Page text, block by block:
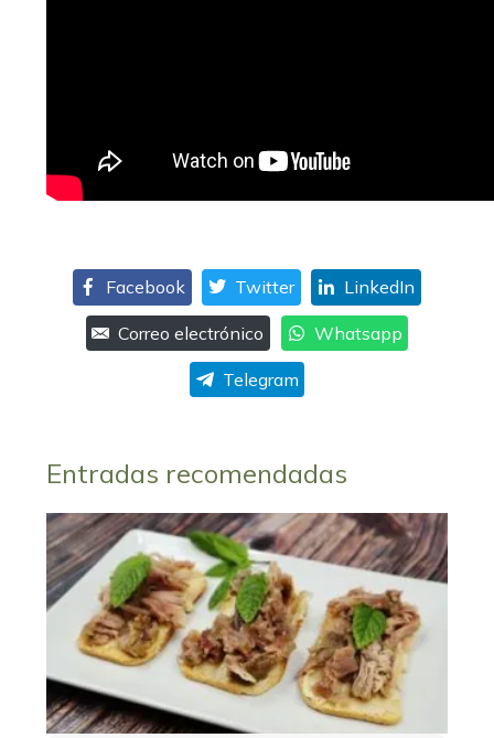
Facebook Twitter LinkedIn
Correo electrónico Whatsapp
Telegram
Entradas recomendadas